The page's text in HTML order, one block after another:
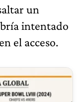
un
intentado
el acceso.